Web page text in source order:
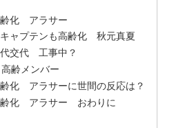
化 アラサー
ャプテンも高齢化 秋元真夏
交代 工事中？
齢メンバー
化 アラサーに世間の反応は？
化 アラサー おわりに